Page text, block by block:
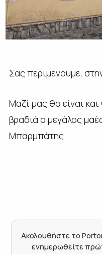
Σας περιμενουμε,
Μαζί μας θα είναι
βραδιά ο μεγάλος
Μπαρμπάτης
Ακολουθήστε το
ενημερωθείτε